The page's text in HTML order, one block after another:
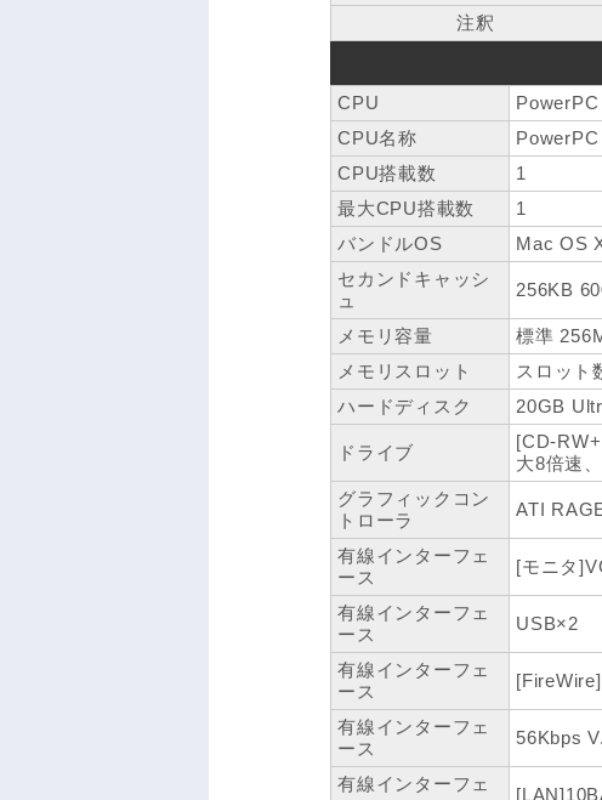
注釈
CPU
CPU名称
CPU搭載数
1
最大CPU搭載数
1
バンドルOS
Mac OS
セカンドキャッシ
ュ
256KB
メモリ容量
標準
メモリスロット
スロット
ハードディスク
20GB
ドライブ
[CD-
大8倍速
グラフィックコン
トローラ
ATI
有線インターフェ
ース
[モニタ
有線インターフェ
ース
USB×2
有線インターフェ
ース
有線インターフェ
ース
56Kbps
有線インターフェ